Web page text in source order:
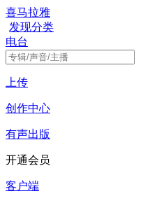
喜马拉雅
发现分类
电台
上传
创作中心
有声出版
开通会员
客户端